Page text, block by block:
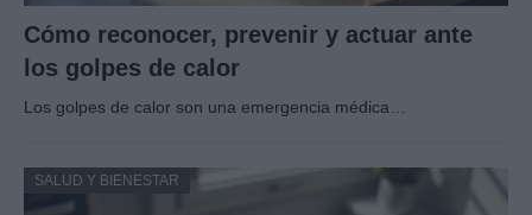
Cómo reconocer, prevenir y actuar ante
los golpes de calor
Los golpes de calor son una emergencia médica…
SALUD Y BIENESTAR